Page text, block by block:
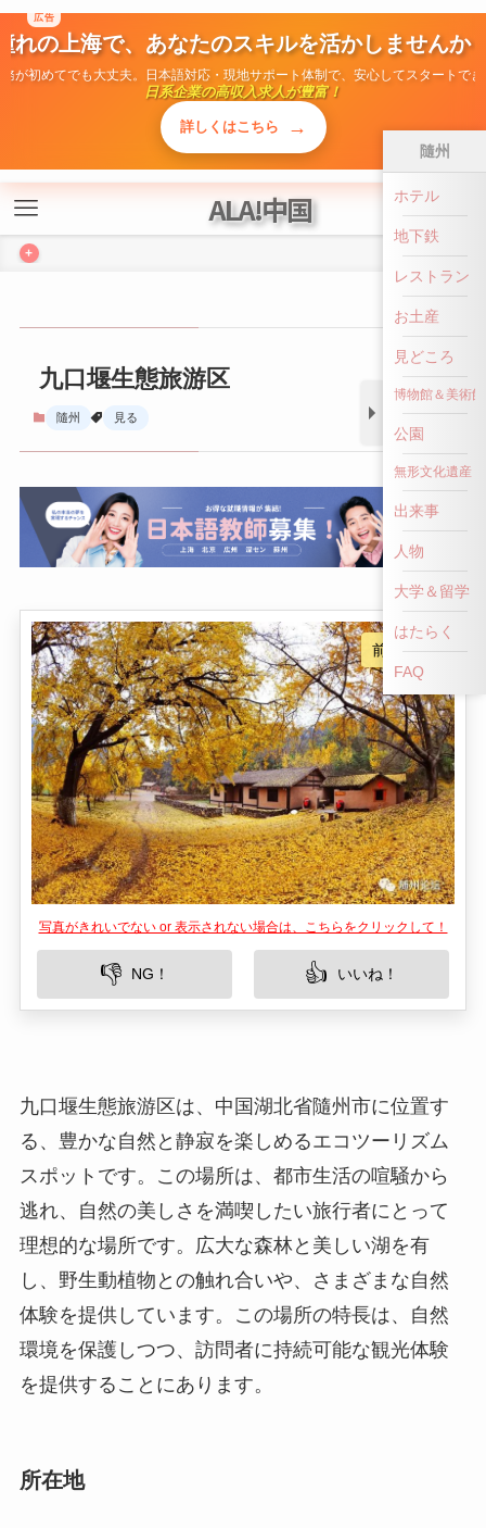
広告
れの上海で、あなたのスキルを活かしませんか
が初めてでも大丈夫。日本語対応・現地サポート体制で、安心してスタートで
日系企業の高収入求人が豊富！
詳しくはこちら
ALA!中国
+
九口堰生態旅游区
前へ戻る
写真がきれいでない or 表示されない場合は、こちらをクリックして！
👎 NG！ 👍 いいね！
九口堰生態旅游区は、中国湖北省隨州市に位置す
る、豊かな自然と静寂を楽しめるエコツーリズム
スポットです。この場所は、都市生活の喧騒から
し、野生動植物との触れ合いや、さまざまな自然
体験を提供しています。この場所の特長は、自然
環境を保護しつつ、訪問者に持続可能な観光体験
を提供することにあります。
所在地
九口堰生態旅游区は、湖北省の北西部に位置し、
部で、四季折々の自然風景が楽しめます。住所
隨州
ホテル
地下鉄
レストラン
お土産
見どころ
博物館＆美術館
公園
無形文化遺産
出来事
人物
大学＆留学
はたらく
FAQ